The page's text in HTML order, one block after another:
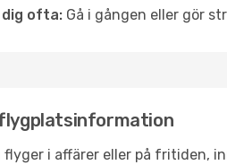
ofta: Gå i gången eller gör
i affärer eller på fritiden,